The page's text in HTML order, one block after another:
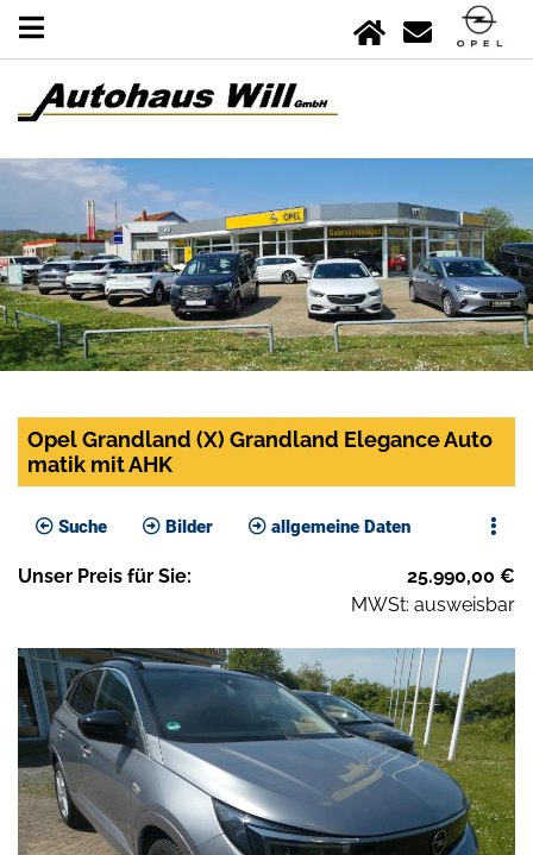
Opel Grandland (X) Grandland Elegance Auto
matik mit AHK
Suche Bilder allgemeine Daten
Unser Preis für Sie: 25.990,00 €
MWSt: ausweisbar